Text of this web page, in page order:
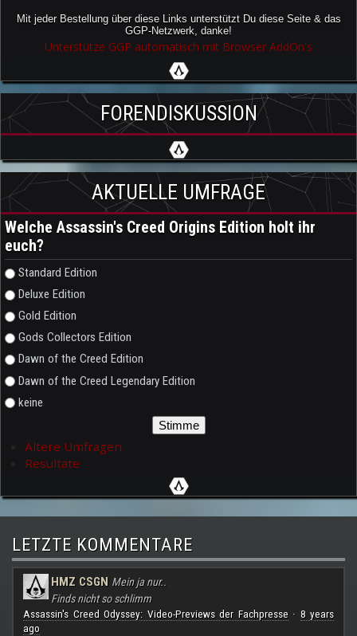
Mit jeder Bestellung über diese Links unterstützt Du diese Seite & das
GGP-Netzwerk, danke!
Unterstütze GGP automatisch mit Browser AddOn's
FORENDISKUSSION
AKTUELLE UMFRAGE
Welche Assassin's Creed Origins Edition holt ihr
euch?
Auswahlmöglichkeiten
Standard Edition
Deluxe Edition
Gold Edition
Gods Collectors Edition
Dawn of the Creed Edition
Dawn of the Creed Legendary Edition
keine
Ältere Umfragen
Resultate
LETZTE KOMMENTARE
HMZ CSGN Mein ja nur..
Finds nicht so schlimm
Assassin's Creed Odyssey: Video-Previews der Fachpresse· 8 years
ago